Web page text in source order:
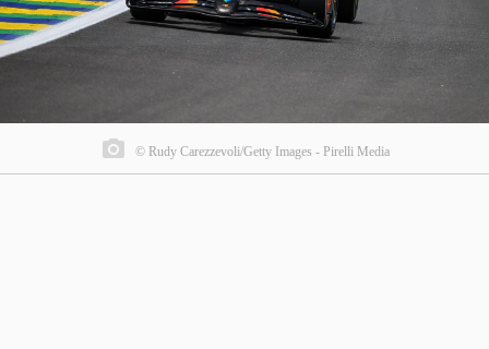
© Rudy Carezzevoli/Getty Images - Pirelli Media